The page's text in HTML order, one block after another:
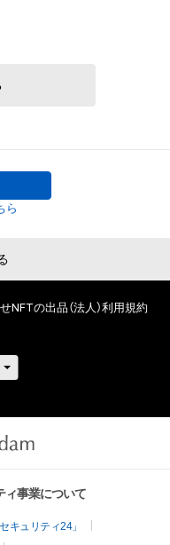
ら
NFTの出品（法人）利用規約
ィ事業について
キュリティ24」